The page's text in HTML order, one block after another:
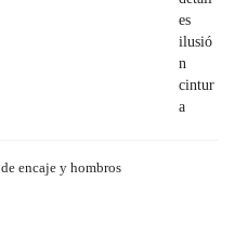
encaje y hombros